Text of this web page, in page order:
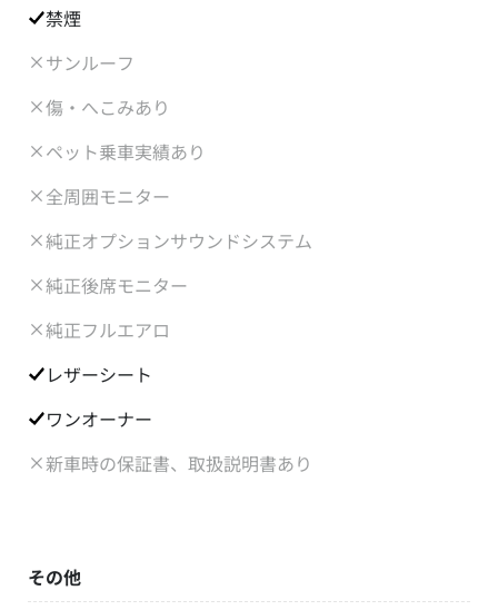
禁煙
サンルーフ
傷・へこみあり
ペット乗車実績あり
全周囲モニター
純正オプションサウンドシステム
純正後席モニター
純正フルエアロ
レザーシート
ワンオーナー
新車時の保証書、取扱説明書あり
その他